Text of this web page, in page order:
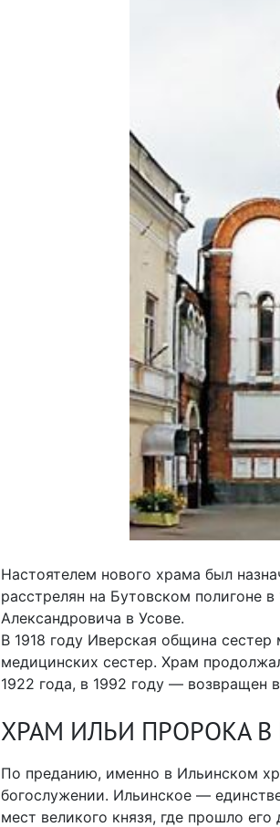
Настоятелем нового храма был
расстрелян на Бутовском полигоне
Александровича в Усове.
В 1918 году Иверская община
медицинских сестер. Храм
1922 года, в 1992 году — возвращен
ХРАМ ИЛЬИ ПРОРОКА
По преданию, именно в Ильинском
богослужении. Ильинское —
мест великого князя, где прошло